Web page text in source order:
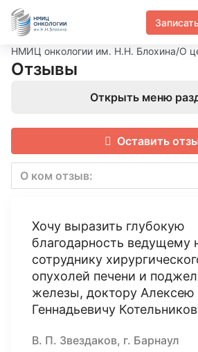
НМИЦ онкологии им. Н.Н. Блохина/О
Отзывы
Открыть меню
Оставить
О ком отзыв:
Хочу выразить глубокую
благодарность ведущему
сотруднику
опухолей печени и
железы, доктору Алексею
Геннадьевичу
В. П. Звездаков, г. Барнаул